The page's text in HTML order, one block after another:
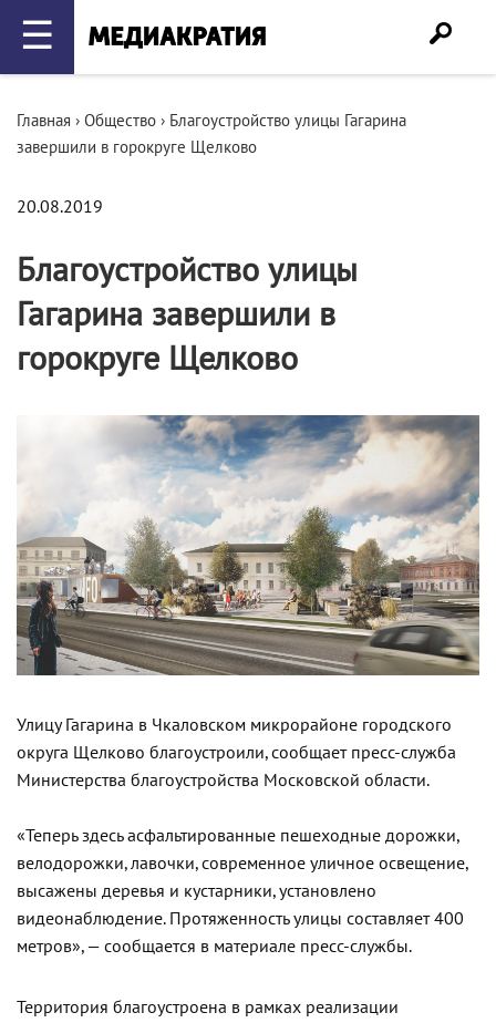
☰
Главная › Общество › Благоустройство улицы Гагарина
завершили в горокруге Щелково
20.08.2019
Благоустройство улицы
Гагарина завершили в
горокруге Щелково
Улицу Гагарина в Чкаловском микрорайоне городского
округа Щелково благоустроили, сообщает пресс-служба
Министерства благоустройства Московской области.
«Теперь здесь асфальтированные пешеходные дорожки,
велодорожки, лавочки, современное уличное освещение,
высажены деревья и кустарники, установлено
видеонаблюдение. Протяженность улицы составляет 400
метров», — сообщается в материале пресс-службы.
Территория благоустроена в рамках реализации